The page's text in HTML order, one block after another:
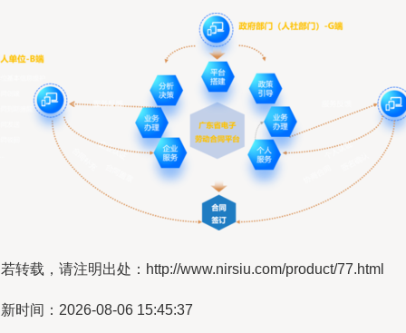
转载，请注明出处：http://www.nirsiu.com/product/77.html
时间：2026-08-06 15:45:37